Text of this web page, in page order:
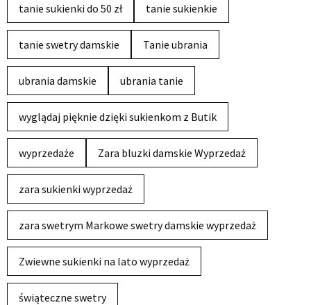
tanie sukienki do 50 zł tanie sukienkie
tanie swetry damskie Tanie ubrania
ubrania damskie ubrania tanie
wyglądaj pięknie dzięki sukienkom z Butik
wyprzedaże Zara bluzki damskie Wyprzedaż
zara sukienki wyprzedaż
zara swetrym Markowe swetry damskie wyprzedaż
Zwiewne sukienki na lato wyprzedaż
świąteczne swetry